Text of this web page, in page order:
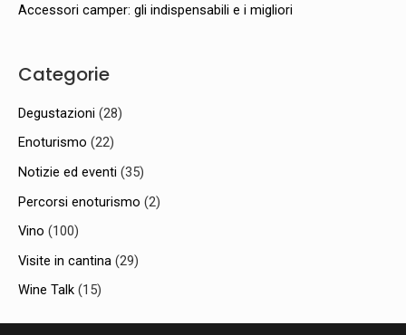
Accessori camper: gli indispensabili e i migliori
Categorie
Degustazioni (28)
Enoturismo (22)
Notizie ed eventi (35)
Percorsi enoturismo (2)
Vino (100)
Visite in cantina (29)
Wine Talk (15)